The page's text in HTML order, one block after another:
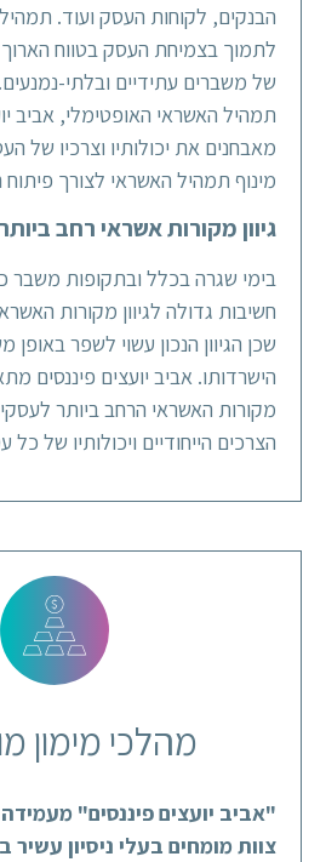
הבנקים, לקוחות העסק ועוד. תמהיל
לתמוך בצמיחת העסק בטווח
של משברים עתידיים ובלתי-
תמהיל האשראי האופטימלי, אביב
מאבחנים את יכולותיו וצרכיו של
מינוף תמהיל האשראי לצורך
גיוון מקורות אשראי רחב ביותר
בימי שגרה בכלל ובתקופות משבר
חשיבות גדולה לגיוון מקורות
שכן הגיוון הנכון עשוי לשפר
הישרדותו. אביב יועצים פיננסים
מקורות האשראי הרחב ביותר
הצרכים הייחודיים ויכולותיו של כל
מהלכי מימון
"אביב יועצים פיננסים"
צוות מומחים בעלי ניסיון עשיר